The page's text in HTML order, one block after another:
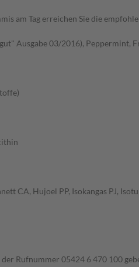
am Tag erreichen Sie die
Ausgabe 03/2016), Peppermint,
CA, Hujoel PP, Isokangas PJ,
Rufnummer 05424 6 470 100